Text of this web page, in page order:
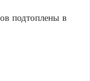
подтоплены в